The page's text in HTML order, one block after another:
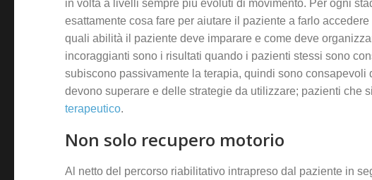
in volta a livelli sempre più evoluti di movimento. Per ogni
esattamente cosa fare per aiutare il paziente a farlo
quali abilità il paziente deve imparare e come deve
incoraggianti sono i risultati quando i pazienti stessi sono
subiscono passivamente la terapia, quindi sono
devono superare e delle strategie da utilizzare; pazienti che
terapeutico.
Non solo recupero motorio
Al netto del percorso riabilitativo intrapreso dal paziente in